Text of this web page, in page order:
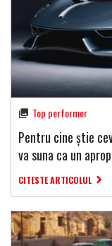
Top performer
Pentru cine știe
va suna ca un
CITESTE ARTICOLUL